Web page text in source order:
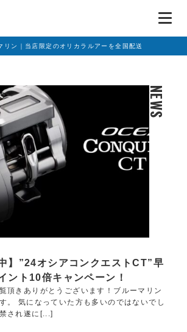
リン｜当店限定のオリカラルアーを全国配送
NEWS
】”24オシアコンクエストCT”早
ント10倍キャンペーン！
頂きありがとうございます！ブルーマリン
。 気になっていた方も多いのではないでし
され遂に[...]